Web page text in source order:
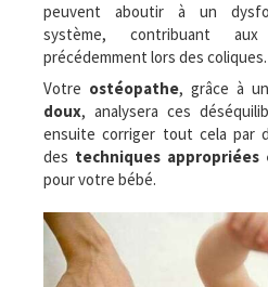
peuvent aboutir à un
système, contribuant aux
précédemment lors des coliques.
Votre ostéopathe, grâce à un
doux, analysera ces
ensuite corriger tout cela par
des techniques
pour votre bébé.